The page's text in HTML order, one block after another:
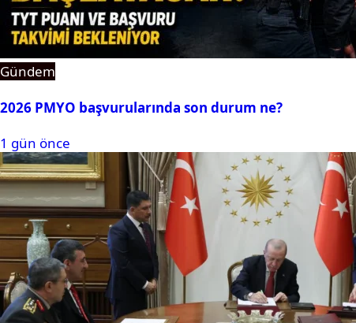
Gündem
2026 PMYO başvurularında son durum ne?
1 gün önce